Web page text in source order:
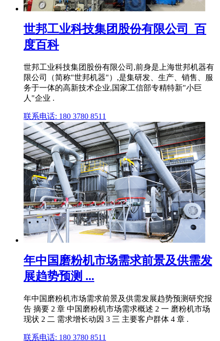
世邦工业科技集团股份有限公司_百
度百科
世邦工业科技集团股份有限公司,前身是上海世邦机器有
限公司（简称"世邦机器"）,是集研发、生产、销售、服
务于一体的高新技术企业,国家工信部专精特新"小巨
人"企业 .
联系电话: 180 3780 8511
年中国磨粉机市场需求前景及供需发
展趋势预测 ...
年中国磨粉机市场需求前景及供需发展趋势预测研究报
告 摘要 2 章 中国磨粉机市场需求概述 2 一 磨粉机市场
现状 2 二 需求增长动因 3 三 主要客户群体 4 章 .
联系电话: 180 3780 8511